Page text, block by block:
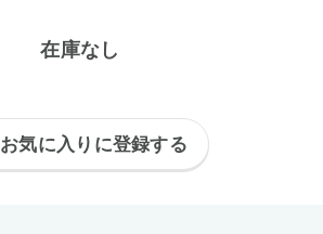
在庫なし
お気に入りに登録する